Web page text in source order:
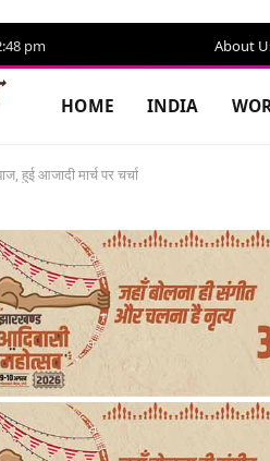
pm About
HOME INDIA
हुई आजादी मार्च पर चर्चा